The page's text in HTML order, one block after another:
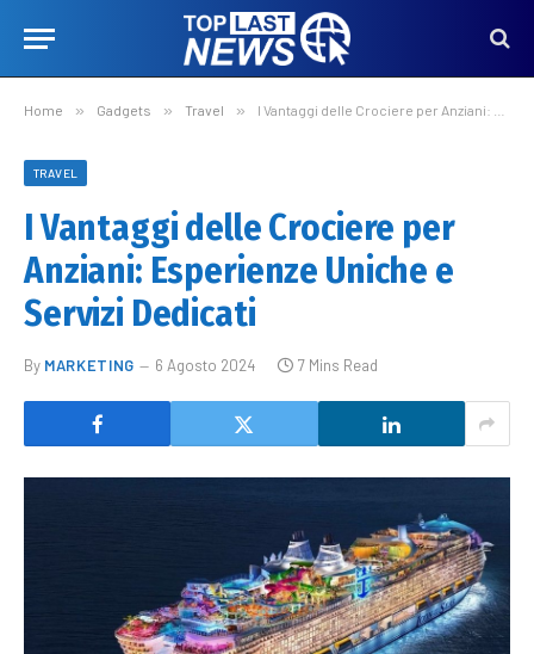
Home » Gadgets » Travel » I Vantaggi delle Crociere per Anziani: Esperienze Uniche e Servizi Dedicati
TRAVEL
I Vantaggi delle Crociere per
Anziani: Esperienze Uniche e
Servizi Dedicati
By MARKETING 6 Agosto 2024 7 Mins Read